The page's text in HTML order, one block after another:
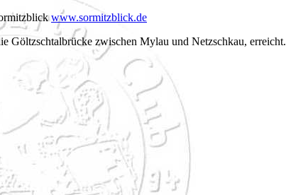
www.sormitzblick.de
Göltzschtalbrücke zwischen Mylau und Netzschkau, erreicht.